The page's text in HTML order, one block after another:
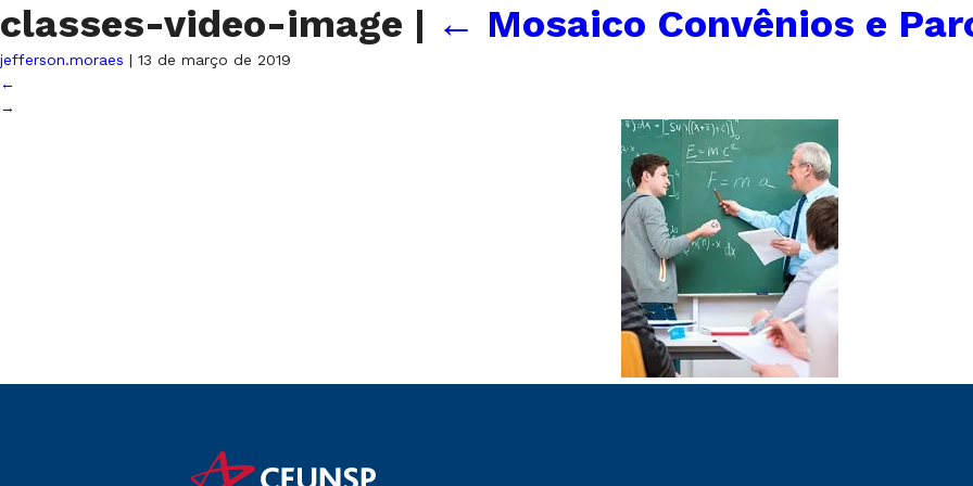
classes-video-image | ← Mosaico Convênios e
jefferson.moraes | 13 de março de 2019
←
→